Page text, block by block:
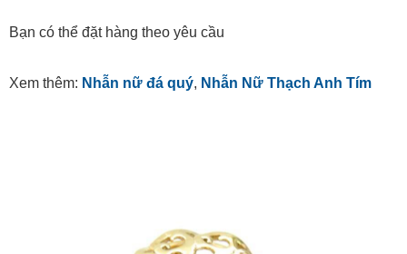
Bạn có thể đặt hàng theo yêu cầu
Xem thêm: Nhẫn nữ đá quý, Nhẫn Nữ Thạch Anh Tím